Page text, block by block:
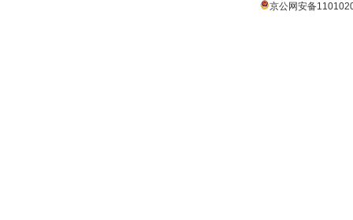
京公网安备